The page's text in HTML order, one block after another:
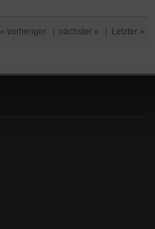
« vorheriger nächster » Letzter »